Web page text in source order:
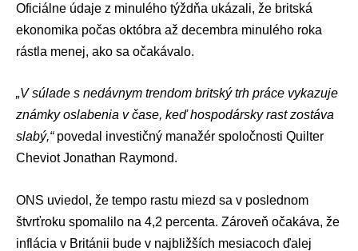
Oficiálne údaje z minulého týždňa ukázali, že britská
ekonomika počas októbra až decembra minulého roka
rástla menej, ako sa očakávalo.
„V súlade s nedávnym trendom britský trh práce vykazuje
známky oslabenia v čase, keď hospodársky rast zostáva
slabý,“povedal investičný manažér spoločnosti Quilter
Cheviot Jonathan Raymond.
ONS uviedol, že tempo rastu miezd sa v poslednom
štvrťroku spomalilo na 4,2 percenta. Zároveň očakáva, že
inflácia v Británii bude v najbližších mesiacoch ďalej